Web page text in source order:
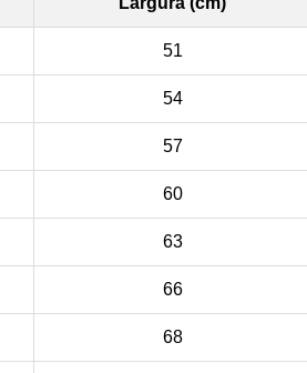
51
54
57
60
63
66
68